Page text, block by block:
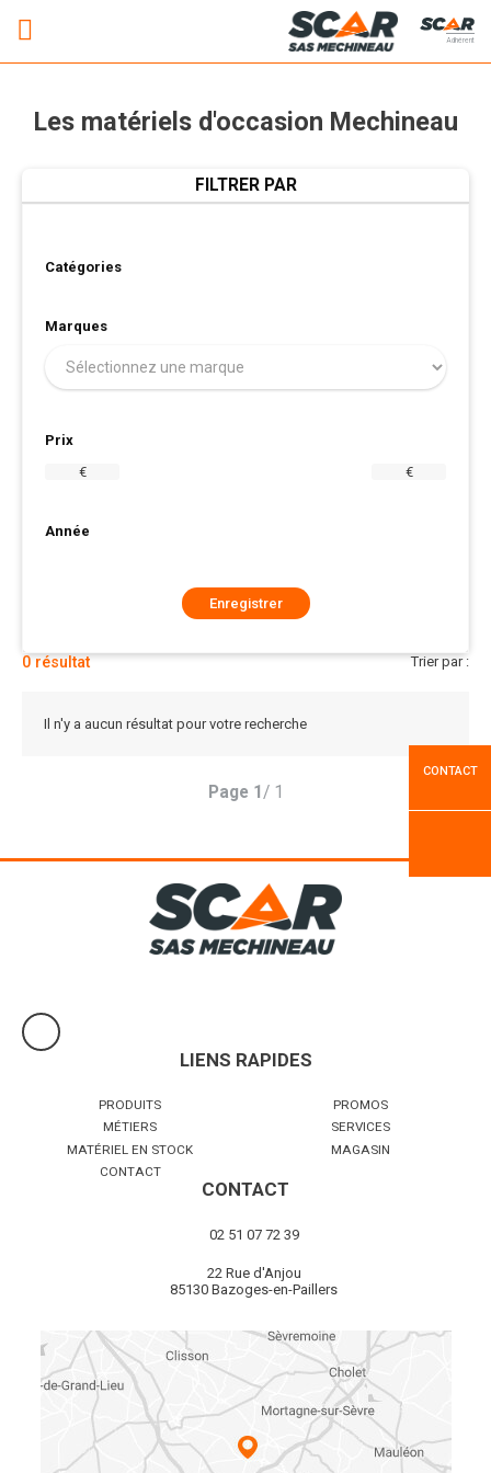
Adhérent
Les matériels d'occasion Mechineau
FILTRER PAR
Catégories
Marques
Prix
€
€
Année
Enregistrer
0 résultat Trier par :
Il n'y a aucun résultat pour votre recherche
Page 1 / 1
CONTACT
LIENS RAPIDES
PRODUITS
PROMOS
MÉTIERS
SERVICES
MATÉRIEL EN STOCK
MAGASIN
CONTACT
CONTACT
02 51 07 72 39
22 Rue d'Anjou
85130 Bazoges-en-Paillers